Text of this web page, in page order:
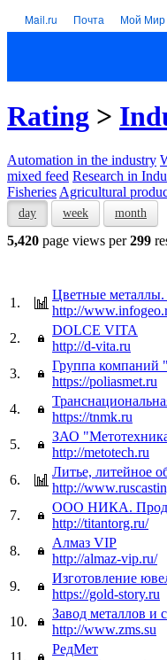
Mail.ru Почта Мой Мир
Rating >
Automation in the industry
mixed feed Research in
Fisheries Agricultural
day week month
5,420 page views per299
1.
Цветные
http://
2.
DOLCE VITA
http://d-vita.ru
3.
Группа
https://poliasmet.ru
4.
https://tnmk.ru
5.
ЗАО
http://metotech.ru
6.
Литье, литейное
http://
7.
ООО НИКА.
http://titantorg.ru/
8.
Алмаз VIP
http://almaz-vip.ru/
9.
Изготовление
https://gold-story.ru
10.
Завод металлов и
http://www.zms.su
11.
РедМет